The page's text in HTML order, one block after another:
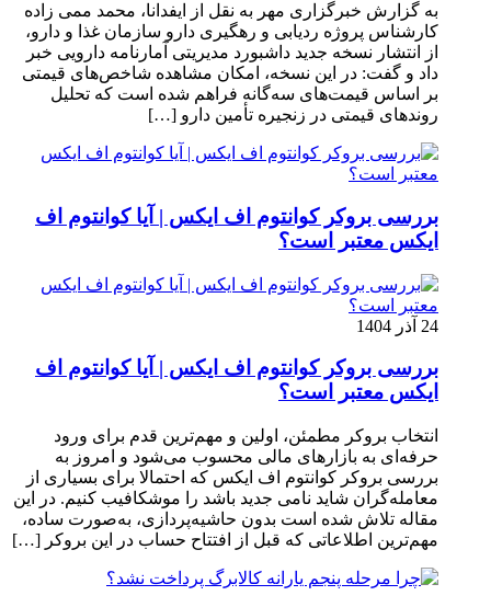
به گزارش خبرگزاری مهر به نقل از ایفدانا، محمد ممی زاده
کارشناس پروژه ردیابی و رهگیری دارو سازمان غذا و دارو،
از انتشار نسخه جدید داشبورد مدیریتی آمارنامه دارویی خبر
داد و گفت: در این نسخه، امکان مشاهده شاخص‌های قیمتی
بر اساس قیمت‌های سه‌گانه فراهم شده است که تحلیل
روندهای قیمتی در زنجیره تأمین دارو […]
بررسی بروکر کوانتوم اف ایکس | آیا کوانتوم اف
ایکس معتبر است؟
24 آذر 1404
بررسی بروکر کوانتوم اف ایکس | آیا کوانتوم اف
ایکس معتبر است؟
انتخاب بروکر مطمئن، اولین و مهم‌ترین قدم برای ورود
حرفه‌ای به بازارهای مالی محسوب می‌شود و امروز به
بررسی بروکر کوانتوم اف ایکس که احتمالا برای بسیاری از
معامله‌گران شاید نامی جدید باشد را موشکافیب کنیم. در این
مقاله تلاش شده است بدون حاشیه‌پردازی، به‌صورت ساده،
مهم‌ترین اطلاعاتی که قبل از افتتاح حساب در این بروکر […]